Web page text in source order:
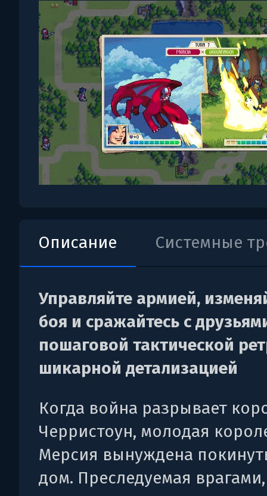
Описание Системные
Управляйте армией,
боя и сражайтесь с
пошаговой тактической
шикарной детализацией
Когда война разрывает
Черристоун, молодая
Мерсия вынуждена
дом. Преследуемая